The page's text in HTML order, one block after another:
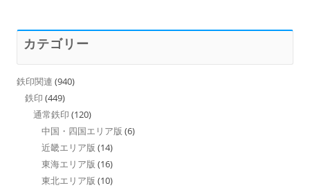
カテゴリー
鉄印関連 (940)
鉄印 (449)
通常鉄印 (120)
中国・四国エリア版 (6)
近畿エリア版 (14)
東海エリア版 (16)
東北エリア版 (10)